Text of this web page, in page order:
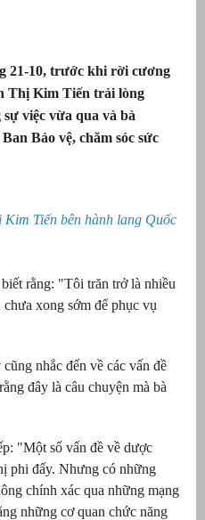
21-10, trước khi rời cương
Thị Kim Tiến trải lòng
việc vừa qua và bà
Bảo vệ, chăm sóc sức
Tiến bên hành lang Quốc
rằng: "Tôi trăn trở là nhiều
xong sớm để phục vụ
nhắc đến về các vấn đề
đây là câu chuyện mà bà
"Một số vấn đề về dược
phi đấy. Nhưng có những
chính xác qua những mạng
những cơ quan chức năng